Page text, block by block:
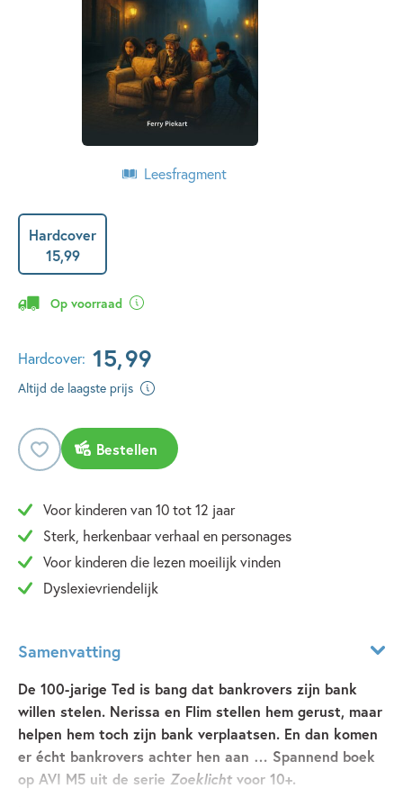
Leesfragment
Hardcover
15,99
Op voorraad
Hardcover: 15,99
Altijd de laagste prijs
Bestellen
Voor kinderen van 10 tot 12 jaar
Sterk, herkenbaar verhaal en personages
Voor kinderen die lezen moeilijk vinden
Dyslexievriendelijk
Samenvatting
De 100-jarige Ted is bang dat bankrovers zijn bank
willen stelen. Nerissa en Flim stellen hem gerust, maar
helpen hem toch zijn bank verplaatsen. En dan komen
er écht bankrovers achter hen aan … Spannend boek
op AVI M5 uit de serie Zoeklicht voor 10+.